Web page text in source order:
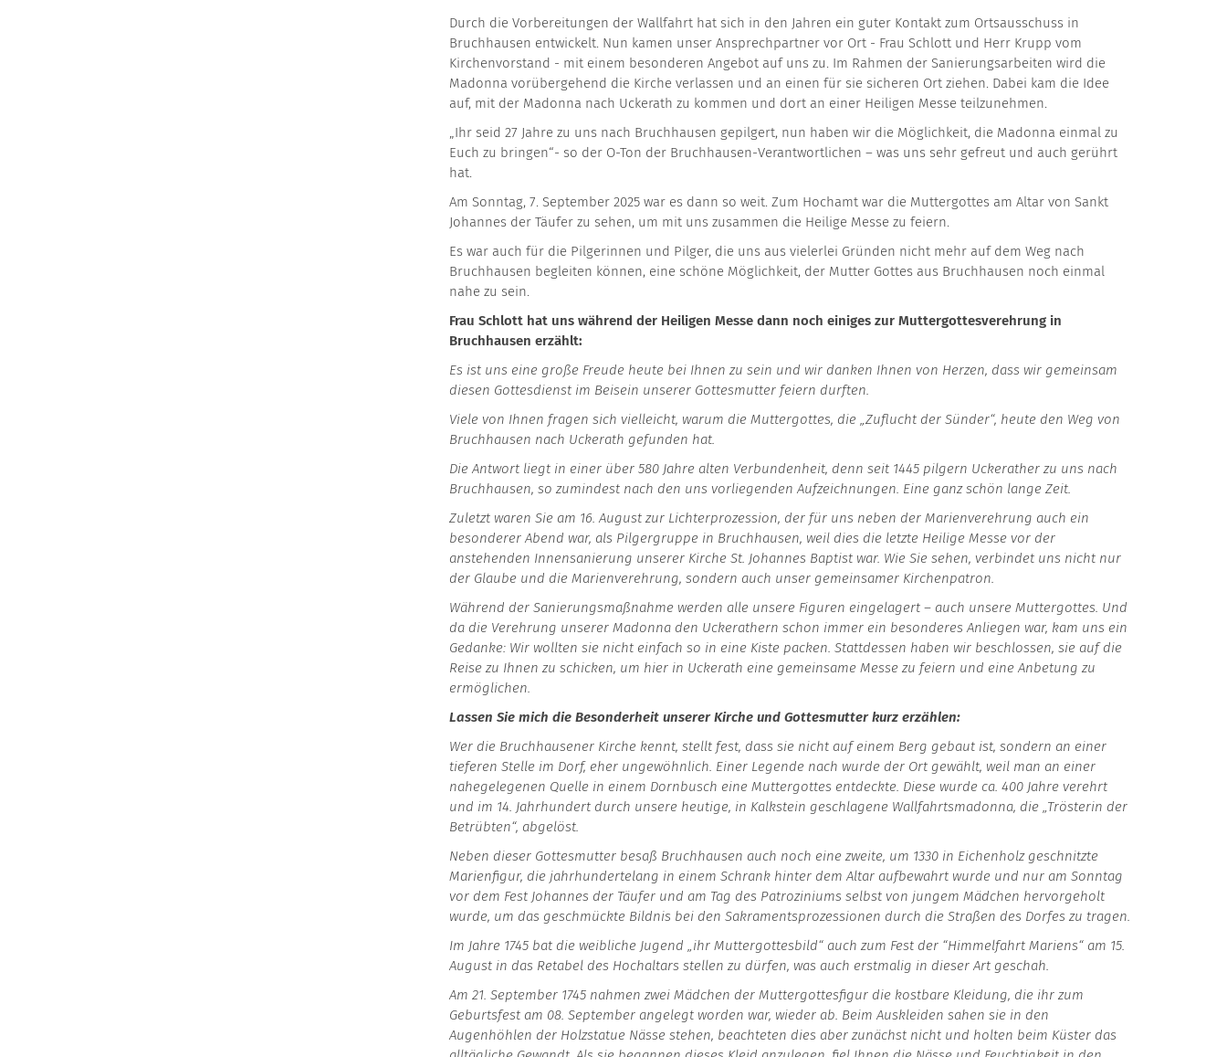
Durch die Vorbereitungen der Wallfahrt hat sich in den Jahren ein guter Kontakt zum Ortsausschuss in
Bruchhausen entwickelt. Nun kamen unser Ansprechpartner vor Ort - Frau Schlott und Herr Krupp vom
Kirchenvorstand - mit einem besonderen Angebot auf uns zu. Im Rahmen der Sanierungsarbeiten wird die
Madonna vorübergehend die Kirche verlassen und an einen für sie sicheren Ort ziehen. Dabei kam die Idee
auf, mit der Madonna nach Uckerath zu kommen und dort an einer Heiligen Messe teilzunehmen.
„Ihr seid 27 Jahre zu uns nach Bruchhausen gepilgert, nun haben wir die Möglichkeit, die Madonna einmal zu
Euch zu bringen“- so der O-Ton der Bruchhausen-Verantwortlichen – was uns sehr gefreut und auch gerührt
hat.
Am Sonntag, 7. September 2025 war es dann so weit. Zum Hochamt war die Muttergottes am Altar von Sankt
Johannes der Täufer zu sehen, um mit uns zusammen die Heilige Messe zu feiern.
Es war auch für die Pilgerinnen und Pilger, die uns aus vielerlei Gründen nicht mehr auf dem Weg nach
Bruchhausen begleiten können, eine schöne Möglichkeit, der Mutter Gottes aus Bruchhausen noch einmal
nahe zu sein.
Frau Schlott hat uns während der Heiligen Messe dann noch einiges zur Muttergottesverehrung in
Bruchhausen erzählt:
Es ist uns eine große Freude heute bei Ihnen zu sein und wir danken Ihnen von Herzen, dass wir gemeinsam
diesen Gottesdienst im Beisein unserer Gottesmutter feiern durften.
Viele von Ihnen fragen sich vielleicht, warum die Muttergottes, die „Zuflucht der Sünder“, heute den Weg von
Bruchhausen nach Uckerath gefunden hat.
Die Antwort liegt in einer über 580 Jahre alten Verbundenheit, denn seit 1445 pilgern Uckerather zu uns nach
Bruchhausen, so zumindest nach den uns vorliegenden Aufzeichnungen. Eine ganz schön lange Zeit.
Zuletzt waren Sie am 16. August zur Lichterprozession, der für uns neben der Marienverehrung auch ein
besonderer Abend war, als Pilgergruppe in Bruchhausen, weil dies die letzte Heilige Messe vor der
anstehenden Innensanierung unserer Kirche St. Johannes Baptist war. Wie Sie sehen, verbindet uns nicht nur
der Glaube und die Marienverehrung, sondern auch unser gemeinsamer Kirchenpatron.
Während der Sanierungsmaßnahme werden alle unsere Figuren eingelagert – auch unsere Muttergottes. Und
da die Verehrung unserer Madonna den Uckerathern schon immer ein besonderes Anliegen war, kam uns ein
Gedanke: Wir wollten sie nicht einfach so in eine Kiste packen. Stattdessen haben wir beschlossen, sie auf die
Reise zu Ihnen zu schicken, um hier in Uckerath eine gemeinsame Messe zu feiern und eine Anbetung zu
ermöglichen.
Lassen Sie mich die Besonderheit unserer Kirche und Gottesmutter kurz erzählen:
Wer die Bruchhausener Kirche kennt, stellt fest, dass sie nicht auf einem Berg gebaut ist, sondern an einer
tieferen Stelle im Dorf, eher ungewöhnlich. Einer Legende nach wurde der Ort gewählt, weil man an einer
nahegelegenen Quelle in einem Dornbusch eine Muttergottes entdeckte. Diese wurde ca. 400 Jahre verehrt
und im 14. Jahrhundert durch unsere heutige, in Kalkstein geschlagene Wallfahrtsmadonna, die „Trösterin der
Betrübten“, abgelöst.
Neben dieser Gottesmutter besaß Bruchhausen auch noch eine zweite, um 1330 in Eichenholz geschnitzte
Marienfigur, die jahrhundertelang in einem Schrank hinter dem Altar aufbewahrt wurde und nur am Sonntag
vor dem Fest Johannes der Täufer und am Tag des Patroziniums selbst von jungem Mädchen hervorgeholt
wurde, um das geschmückte Bildnis bei den Sakramentsprozessionen durch die Straßen des Dorfes zu tragen.
Im Jahre 1745 bat die weibliche Jugend „ihr Muttergottesbild“ auch zum Fest der “Himmelfahrt Mariens“ am 15.
August in das Retabel des Hochaltars stellen zu dürfen, was auch erstmalig in dieser Art geschah.
Am 21. September 1745 nahmen zwei Mädchen der Muttergottesfigur die kostbare Kleidung, die ihr zum
Geburtsfest am 08. September angelegt worden war, wieder ab. Beim Auskleiden sahen sie in den
Augenhöhlen der Holzstatue Nässe stehen, beachteten dies aber zunächst nicht und holten beim Küster das